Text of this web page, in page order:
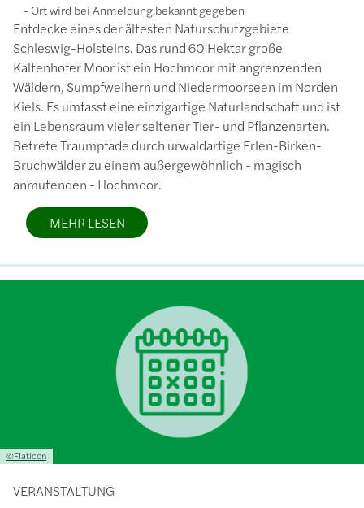
Ort wird bei Anmeldung bekannt gegeben
Entdecke eines der ältesten Naturschutzgebiete
Schleswig-Holsteins. Das rund 60 Hektar große
Kaltenhofer Moor ist ein Hochmoor mit angrenzenden
Wäldern, Sumpfweihern und Niedermoorseen im Norden
Kiels. Es umfasst eine einzigartige Naturlandschaft und ist
ein Lebensraum vieler seltener Tier- und Pflanzenarten.
Betrete Traumpfade durch urwaldartige Erlen-Birken-
Bruchwälder zu einem außergewöhnlich - magisch
anmutenden - Hochmoor.
MEHR LESEN
Lizenzinformationen einschließlich Urheberrecht
©Flaticon
VERANSTALTUNG